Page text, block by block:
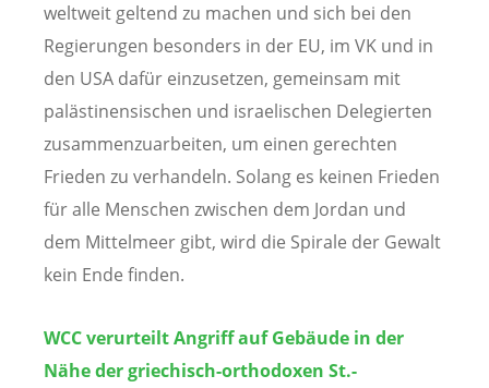
weltweit geltend zu machen und sich bei den
Regierungen besonders in der EU, im VK und in
den USA dafür einzusetzen, gemeinsam mit
palästinensischen und israelischen Delegierten
zusammenzuarbeiten, um einen gerechten
Frieden zu verhandeln. Solang es keinen Frieden
für alle Menschen zwischen dem Jordan und
dem Mittelmeer gibt, wird die Spirale der Gewalt
kein Ende finden.
WCC verurteilt Angriff auf Gebäude in der
Nähe der griechisch-orthodoxen St.-